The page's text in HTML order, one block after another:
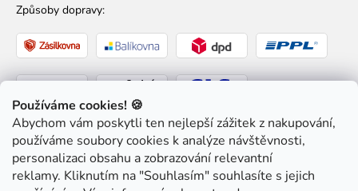
Používáme cookies! 🍪
Abychom vám poskytli ten nejlepší zážitek z nakupování,
používáme soubory cookies k analýze návštěvnosti,
personalizaci obsahu a zobrazování relevantní
reklamy. Kliknutím na "Souhlasím" souhlasíte s jejich
Způsoby dopravy:
Způsoby platby: